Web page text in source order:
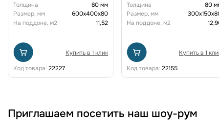
Толщина
80 мм
Размер, мм
600х400х80
На поддоне, м2
11,52
Купить в 1 клик
Код товара: 22227
Толщина
80
Размер, мм
На поддоне, м2
Купить в 1
Код товара: 22155
Приглашаем посетить наш шоу-рум